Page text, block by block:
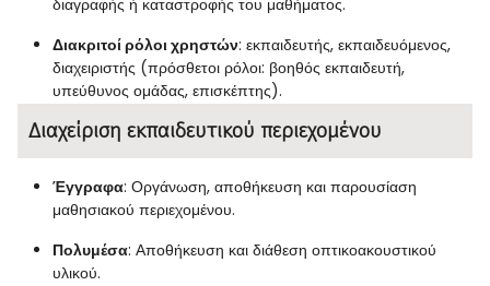
Διακριτοί ρόλοι χρηστών: εκπαιδευτής, εκπαιδευόμενος,
διαχειριστής (πρόσθετοι ρόλοι: βοηθός εκπαιδευτή,
υπεύθυνος ομάδας, επισκέπτης).
Διαχείριση εκπαιδευτικού περιεχομένου
Έγγραφα: Οργάνωση, αποθήκευση και παρουσίαση
μαθησιακού περιεχομένου.
Πολυμέσα: Αποθήκευση και διάθεση οπτικοακουστικού
υλικού.